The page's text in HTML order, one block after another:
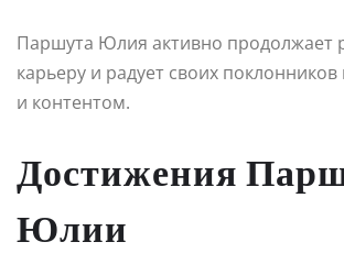
Паршута Юлия активно продолжает
карьеру и радует своих
и контентом.
Достижения
Юлии